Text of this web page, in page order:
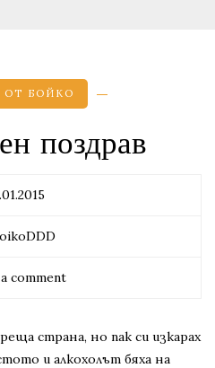
ОТ БОЙКО
поздрав
comment
страна, но пак си изкарах
и алкохолът бяха на